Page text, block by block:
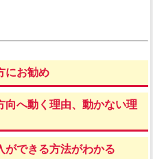
にお勧め
向へ動く理由、動かない理
ができる方法がわかる